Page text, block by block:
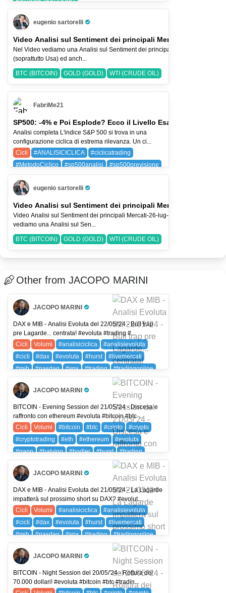
eugenio sartorelli
Pro Trader
Video Analisi sul Sentiment dei principali Mercati-2-ago-2026
Nel Video vediamo una Analisi sul Sentiment dei principali Indici Azionari
(soprattutto Usa) ed anch...
BTC (BITCOIN) GOLD (GOLD) WTI (CRUDE OIL)
FabriMe21
SP500: -4% e Poi Esplode? Ecco il Livello Esatto
Analisi completa L'indice S&P 500 si trova in una
configurazione ciclica di estrema rilevanza. Un ci...
Cicli
#ANALISICICLICA
#ciclicatrading
#MetodoCiclico
#sp500analisi
#sp500previsione
SPX (SP 500)
eugenio sartorelli
Pro Trader
Video Analisi sul Sentiment dei principali Mercati-26-lug-2026
Video Analisi sul Sentiment dei principali Mercati-26-lug-2026 Nel Video
vediamo una Analisi sul Sen...
BTC (BITCOIN) GOLD (GOLD) WTI (CRUDE OIL)
Other from JACOPO MARINI
JACOPO MARINI
Pro Trader
DAX e MIB - Analisi Evoluta del 22/05/'24 - Bull trap
pre Lagarde... centrata! #evoluta #trading #...
Cicli
Volumi #analisiciclica
#analisievoluta
#cicli
#dax #evoluta #hurst
#livemercati
#mib
#nasdaq #spx #trading
#tradingonline
FIB (FTSE MIB)
NDX (NASDAQ 100)
SPX (SP 500) SPXC (SPX)
JACOPO MARINI
Pro Trader
BITCOIN - Evening Session del 21/05/'24 - Discesa e
raffronto con ethereum #evoluta #bitcoin #btc ...
Cicli
Volumi #bitcoin #btc #cripto
#crypto
#cryptotrading
#eth #ethereum
#evoluta
#gann
#halving #hodler #hurst
#trading
BTC (BITCOIN)
ETH (ETHEREUM)
JACOPO MARINI
Pro Trader
DAX e MIB - Analisi Evoluta del 21/05/'24 - La Lagarde
impatterà sul prossimo short su DAX? #evolut...
Cicli
Volumi #analisiciclica
#analisievoluta
#cicli
#dax #evoluta #hurst
#livemercati
#mib
#nasdaq #spx #trading
#tradingonline
FIB (FTSE MIB)
NDX (NASDAQ 100)
SPX (SP 500) SPXC (SPX)
JACOPO MARINI
Pro Trader
BITCOIN - Night Session del 20/05/'24 - Rottura dei
70.000 dollari! #evoluta #bitcoin #btc #tradin...